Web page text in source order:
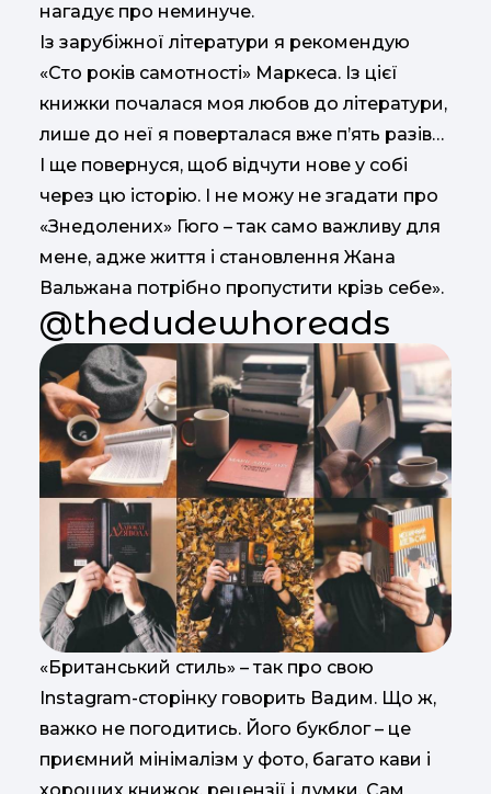
нагадує про неминуче.
Із зарубіжної літератури я рекомендую
«Сто років самотності» Маркеса. Із цієї
книжки почалася моя любов до літератури,
лише до неї я поверталася вже п’ять разів…
І ще повернуся, щоб відчути нове у собі
через цю історію. І не можу не згадати про
«Знедолених» Гюго – так само важливу для
мене, адже життя і становлення Жана
Вальжана потрібно пропустити крізь себе».
@thedudewhoreads
«Британський стиль» – так про свою
Instagram-сторінку говорить Вадим. Що ж,
важко не погодитись. Його букблог – це
приємний мінімалізм у фото, багато кави і